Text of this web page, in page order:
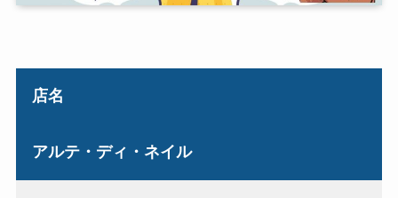
店名
アルテ・ディ・ネイル